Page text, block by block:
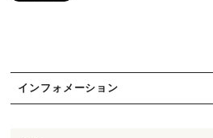
インフォメーション